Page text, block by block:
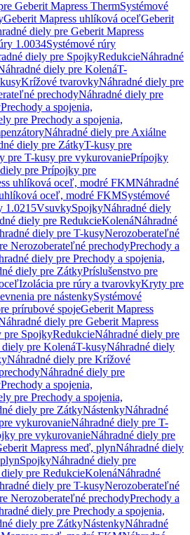
Geberit Mapress ThermSystémové
Geberit Mapress uhlíková oceľGeberit
diely pre Geberit Mapress
1.0034Systémové rúry
diely pre SpojkyRedukcieNáhradné
diely pre KolenáT-
Krížové tvarovkyNáhradné diely pre
prechodyNáhradné diely pre
Prechody a spojenia,
pre Prechody a spojenia,
Náhradné diely pre Axiálne
diely pre ZátkyT-kusy pre
pre T-kusy pre vykurovaniePrípojky
pre Prípojky pre
uhlíková oceľ, modré FKMNáhradné
oceľ, modré FKMSystémové
1.0215VsuvkySpojkyNáhradné diely
diely pre RedukcieKolenáNáhradné
diely pre T-kusyNerozoberateľné
Nerozoberateľné prechodyPrechody a
diely pre Prechody a spojenia,
diely pre ZátkyPríslušenstvo pre
Izolácia pre rúry a tvarovkyKryty pre
pre nástenkySystémové
prírubové spojeGeberit Mapress
diely pre Geberit Mapress
pre SpojkyRedukcieNáhradné diely pre
pre KolenáT-kusyNáhradné diely
Náhradné diely pre Krížové
Náhradné diely pre
Prechody a spojenia,
pre Prechody a spojenia,
diely pre ZátkyNástenkyNáhradné
vykurovanieNáhradné diely pre T-
pre vykurovanieNáhradné diely pre
Mapress meď, plynNáhradné diely
SpojkyNáhradné diely pre
pre RedukcieKolenáNáhradné
diely pre T-kusyNerozoberateľné
Nerozoberateľné prechodyPrechody a
diely pre Prechody a spojenia,
diely pre ZátkyNástenkyNáhradné